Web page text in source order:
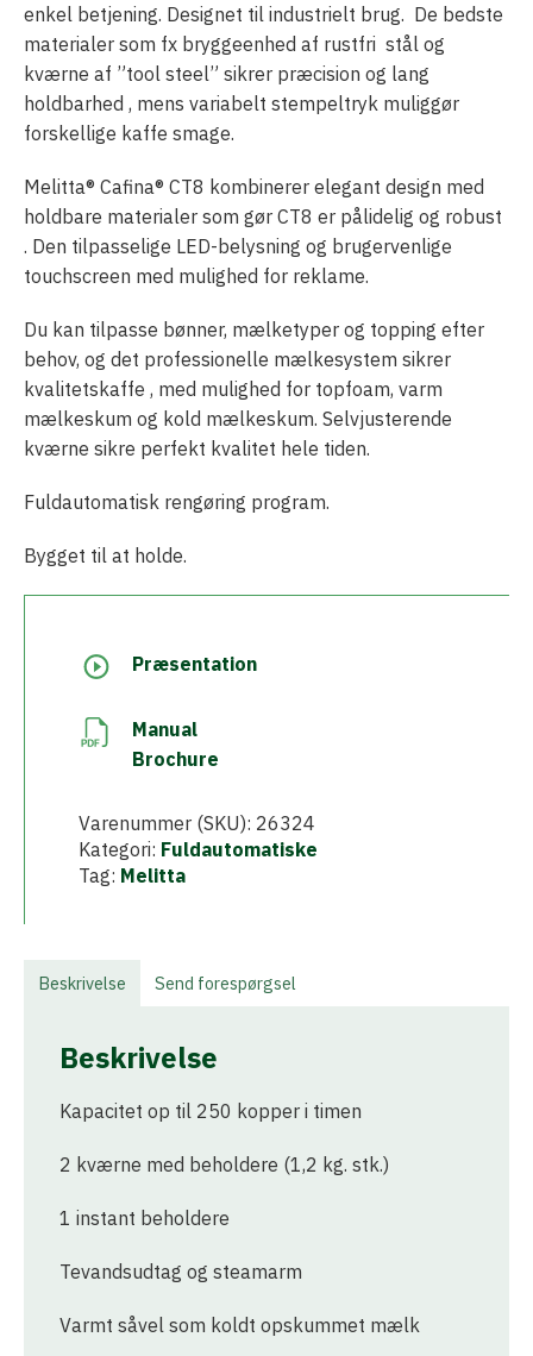
enkel betjening. Designet til industrielt brug. De bedste
materialer som fx bryggeenhed af rustfri stål og
kværne af ”tool steel” sikrer præcision og lang
holdbarhed , mens variabelt stempeltryk muliggør
forskellige kaffe smage.
Melitta® Cafina® CT8 kombinerer elegant design med
holdbare materialer som gør CT8 er pålidelig og robust
. Den tilpasselige LED-belysning og brugervenlige
touchscreen med mulighed for reklame.
Du kan tilpasse bønner, mælketyper og topping efter
behov, og det professionelle mælkesystem sikrer
kvalitetskaffe , med mulighed for topfoam, varm
mælkeskum og kold mælkeskum. Selvjusterende
kværne sikre perfekt kvalitet hele tiden.
Fuldautomatisk rengøring program.
Bygget til at holde.
Præsentation
Manual
Brochure
Varenummer (SKU): 26324
Kategori: Fuldautomatiske
Tag: Melitta
Beskrivelse Send forespørgsel
Beskrivelse
Kapacitet op til 250 kopper i timen
2 kværne med beholdere (1,2 kg. stk.)
1 instant beholdere
Tevandsudtag og steamarm
Varmt såvel som koldt opskummet mælk